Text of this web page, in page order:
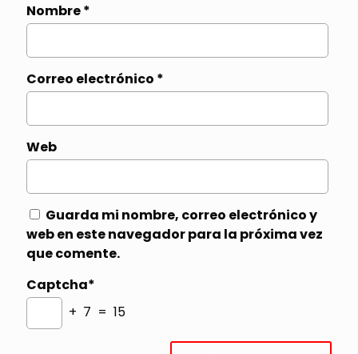
Nombre*
Correo electrónico *
Web
Guarda mi nombre, correo electrónico y
web en este navegador para la próxima vez
que comente.
Captcha*
+ 7 = 15